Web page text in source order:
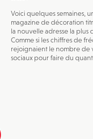
Voici quelques semaines,
magazine de décoration
la nouvelle adresse la plus
Comme si les chiffres de
rejoignaient le nombre de
sociaux pour faire du